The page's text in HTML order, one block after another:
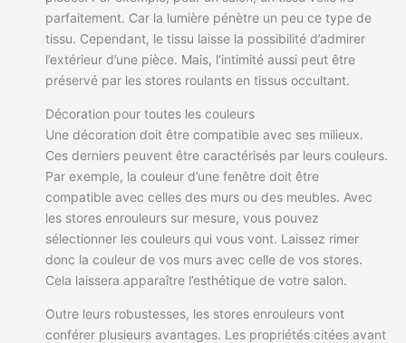
parfaitement. Car la lumière pénètre un peu ce type de
tissu. Cependant, le tissu laisse la possibilité d’admirer
l’extérieur d’une pièce. Mais, l’intimité aussi peut être
préservé par les stores roulants en tissus occultant.
Décoration pour toutes les couleurs
Une décoration doit être compatible avec ses milieux.
Ces derniers peuvent être caractérisés par leurs couleurs.
Par exemple, la couleur d’une fenêtre doit être
compatible avec celles des murs ou des meubles. Avec
les stores enrouleurs sur mesure, vous pouvez
sélectionner les couleurs qui vous vont. Laissez rimer
donc la couleur de vos murs avec celle de vos stores.
Cela laissera apparaître l’esthétique de votre salon.
Outre leurs robustesses, les stores enrouleurs vont
conférer plusieurs avantages. Les propriétés citées avant